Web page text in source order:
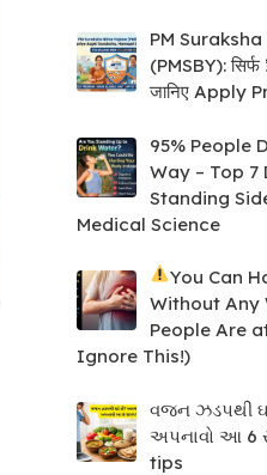
PM
(PMSBY):
जानिए Apply
95% People
Way – Top
Standing
Medical Science
You Can
Without Any
People Are
Ignore This!)
વજન ઝડપથી
અપનાવો આ 6
tips